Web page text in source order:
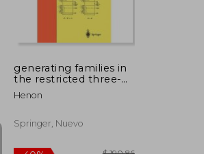
generating families in
the restricted three-
body problem (en
Inglés)
Henon
Springer, Nuevo